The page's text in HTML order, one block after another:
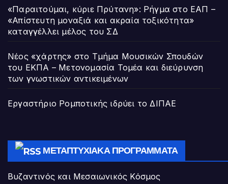
«Παραιτούμαι, κύριε Πρύτανη»: Ρήγμα στο ΕΑΠ –
«Απίστευτη μοναξιά και ακραία τοξικότητα»
καταγγέλλει μέλος του ΣΔ
Νέος «χάρτης» στο Τμήμα Μουσικών Σπουδών
του ΕΚΠΑ – Μετονομασία Τομέα και διεύρυνση
των γνωστικών αντικειμένων
Εργαστήριο Ρομποτικής ιδρύει το ΔΙΠΑΕ
ΜΕΤΑΠΤΥΧΙΑΚΆ ΠΡΟΓΡΆΜΜΑΤΑ
Βυζαντινός και Μεσαιωνικός Κόσμος